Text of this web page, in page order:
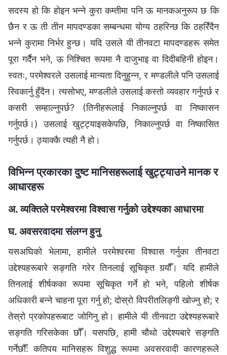
सदस्य हो कि होइन भन्ने कुरा कम्तीमा पनि ऊ मानकअनुरूप छ कि
छैन र ऊ ती तीन मापदण्डका सम्बन्धमा योग्य ठहरिन्छ कि ठहरिँदैन
भन्ने कुरामा निर्भर हुन्छ। यदि उसले यी तीनवटा मापदण्डहरू समेत
पूरा गर्दैन भने, ऊ निश्चित रूपमा नै दाजुभाइ वा दिदीबहिनी होइन।
स्वतः, परमेश्‍वरले उसलाई मान्यता दिनुहुन्न, र मण्डलीले पनि उसलाई
स्विकार्नु हुँदैन। त्यसोभए, मण्डलीले उसलाई कस्तो व्यवहार गर्नुपर्छ र
कसरी सम्हाल्नुपर्छ? (तिनीहरूलाई निकाल्नुपर्छ वा निष्कासन
गर्नुपर्छ।) उसलाई खुट्ट्याइसकेपछि, निकाल्नुपर्छ वा निष्कासित
गर्नुपर्छ। ठ्याक्कै त्यही नै हो।
विभिन्न प्रकारका दुष्ट मानिसहरूलाई खुट्ट्याउने मानक र
आधारहरू
अ. व्यक्तिले परमेश्‍वरमा विश्‍वास गर्नुको उद्देश्यका आधारमा
घ. अवसरवादमा संलग्न हुनु
यसअघिको भेलामा, हामीले परमेश्‍वरमा विश्‍वास गर्नुका तीनवटा
उद्देश्यहरूबारे सङ्गति गरेर तिनलाई सूचिकृत गर्‍यौँ। यदि हामीले
तिनलाई शीर्षकका रूपमा सूचिकृत गर्ने हो भने, पहिलो शीर्षक
अधिकारी बन्ने चाहना पूरा गर्नु हो; दोस्रो विपरीतलिङ्गी खोज्नु हो; र
तेस्रो प्रकोपहरूबाट जोगिनु हो। हामीले यी तीनवटा उद्देश्यहरूबारे
सङ्गति गरिसकेका छौँ। यसपछि, हामी चौथो उद्देश्यबारे सङ्गति
गर्नेछौँ: कतिपय मानिसहरू विशुद्ध रूपमा अवसरवादी कारणहरूले